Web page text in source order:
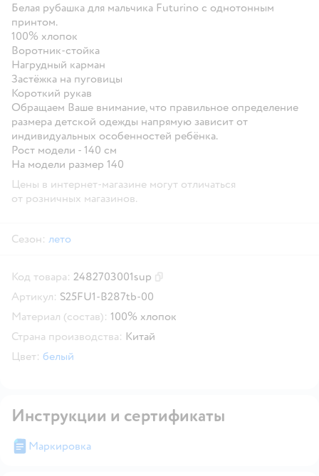
Белая рубашка для мальчика Futurino с однотонным
принтом.
100% хлопок
Воротник-стойка
Нагрудный карман
Застёжка на пуговицы
Короткий рукав
Обращаем Ваше внимание, что правильное определение
размера детской одежды напрямую зависит от
индивидуальных особенностей ребёнка.
Рост модели - 140 см
На модели размер 140
Цены в интернет-магазине могут отличаться
от розничных магазинов.
Сезон: лето
Код товара: 2482703001sup
Артикул: S25FU1-B287tb-00
Материал (состав): 100% хлопок
Страна производства: Китай
Цвет: белый
Инструкции и сертификаты
Маркировка